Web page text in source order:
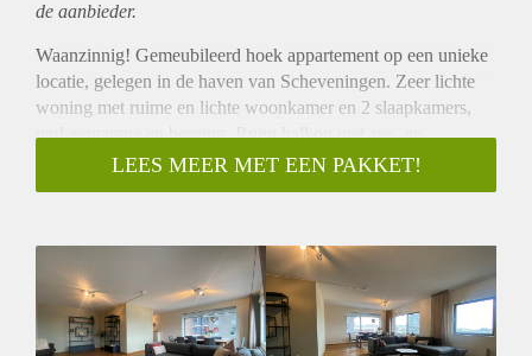
de aanbieder.
Waanzinnig! Gemeubileerd hoek appartement op een unieke
locatie, gelegen in de haven van Scheveningen. Zeer lichte
woning met ruime en lichte woonkamer en 2 slaapkamers,
parkeergarage en berging. Ruim balkon met zee- en
havenzicht.
OMSCHRIJVING
Entree woning, hal die toegang geeft tot alle vertrekken. Zeer
ruime woonkamer met open keuken voorzien van inbouw
apparatuur; koelkast, vriezer, vaatwasser, kookplaat, afzuiger
en oven. Aangezien de woning gelegen is op een hoek zijn er
LEES MEER MET EEN PAKKET!